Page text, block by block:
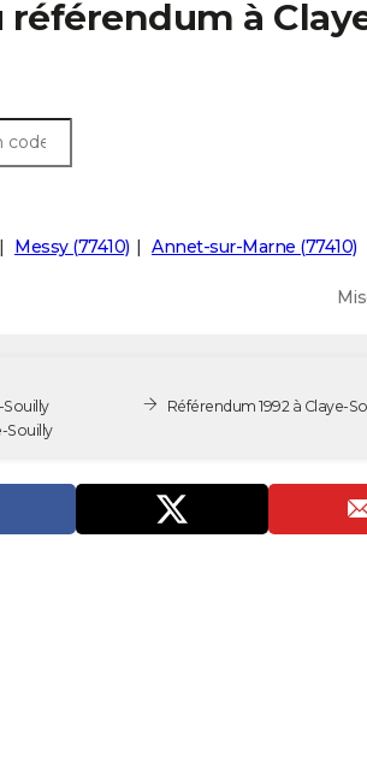
référendum à
Messy (77410) Annet-sur-Marne (77410)
Souilly
Référendum 1992 à Claye-